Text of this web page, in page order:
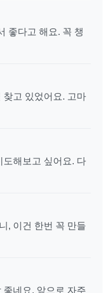
좋다고 해요. 꼭 챙
찾고 있었어요. 고마
도해보고 싶어요. 다
, 이건 한번 꼭 만들
네요. 앞으로 자주